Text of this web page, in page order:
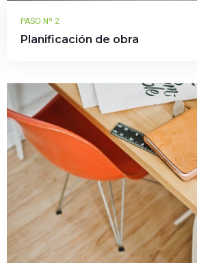
PASO Nº 2
Planificación de obra